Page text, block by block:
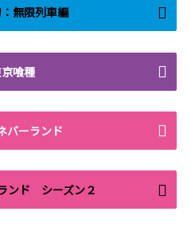
無限列車編
喰種
バーランド
ンド シーズン２